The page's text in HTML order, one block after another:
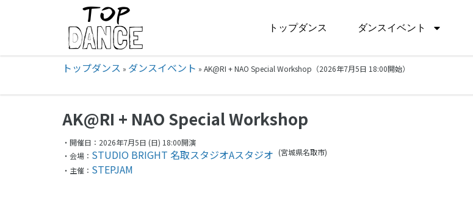
トップダンス ダンスイベント
トップダンス » ダンスイベント » AK@RI + NAO Special Workshop（2026年7月5日 18:00開始）
AK@RI + NAO Special Workshop
・開催日：2026年7月5日 (日) 18:00開演
・会場： STUDIO BRIGHT 名取スタジオAスタジオ (宮城県名取市)
・主催： STEPJAM